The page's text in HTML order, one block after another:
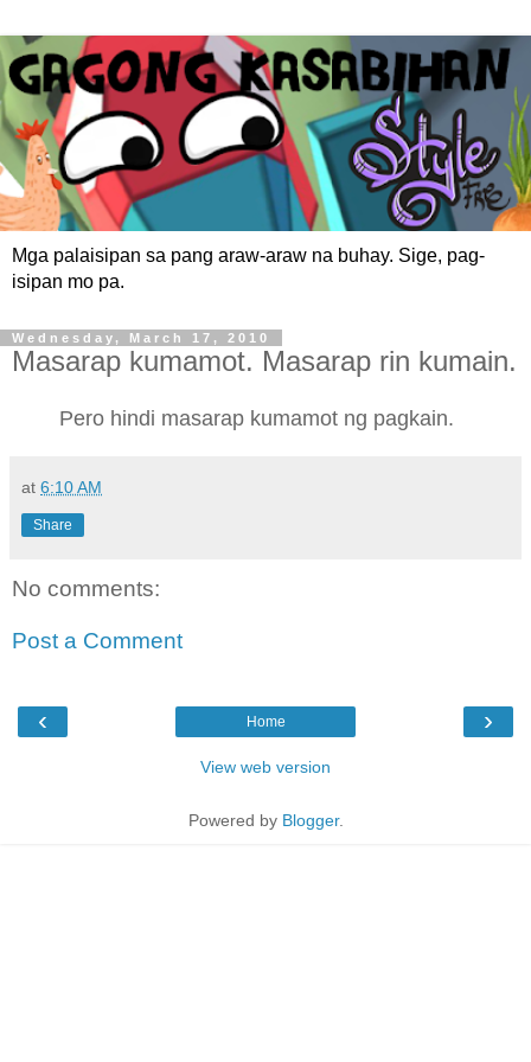
Mga palaisipan sa pang araw-araw na buhay. Sige, pag-
isipan mo pa.
Wednesday, March 17, 2010
Masarap kumamot. Masarap rin kumain.
Pero hindi masarap kumamot ng pagkain.
at 6:10 AM
Share
No comments:
Post a Comment
‹ ›
Home
View web version
Powered by Blogger.